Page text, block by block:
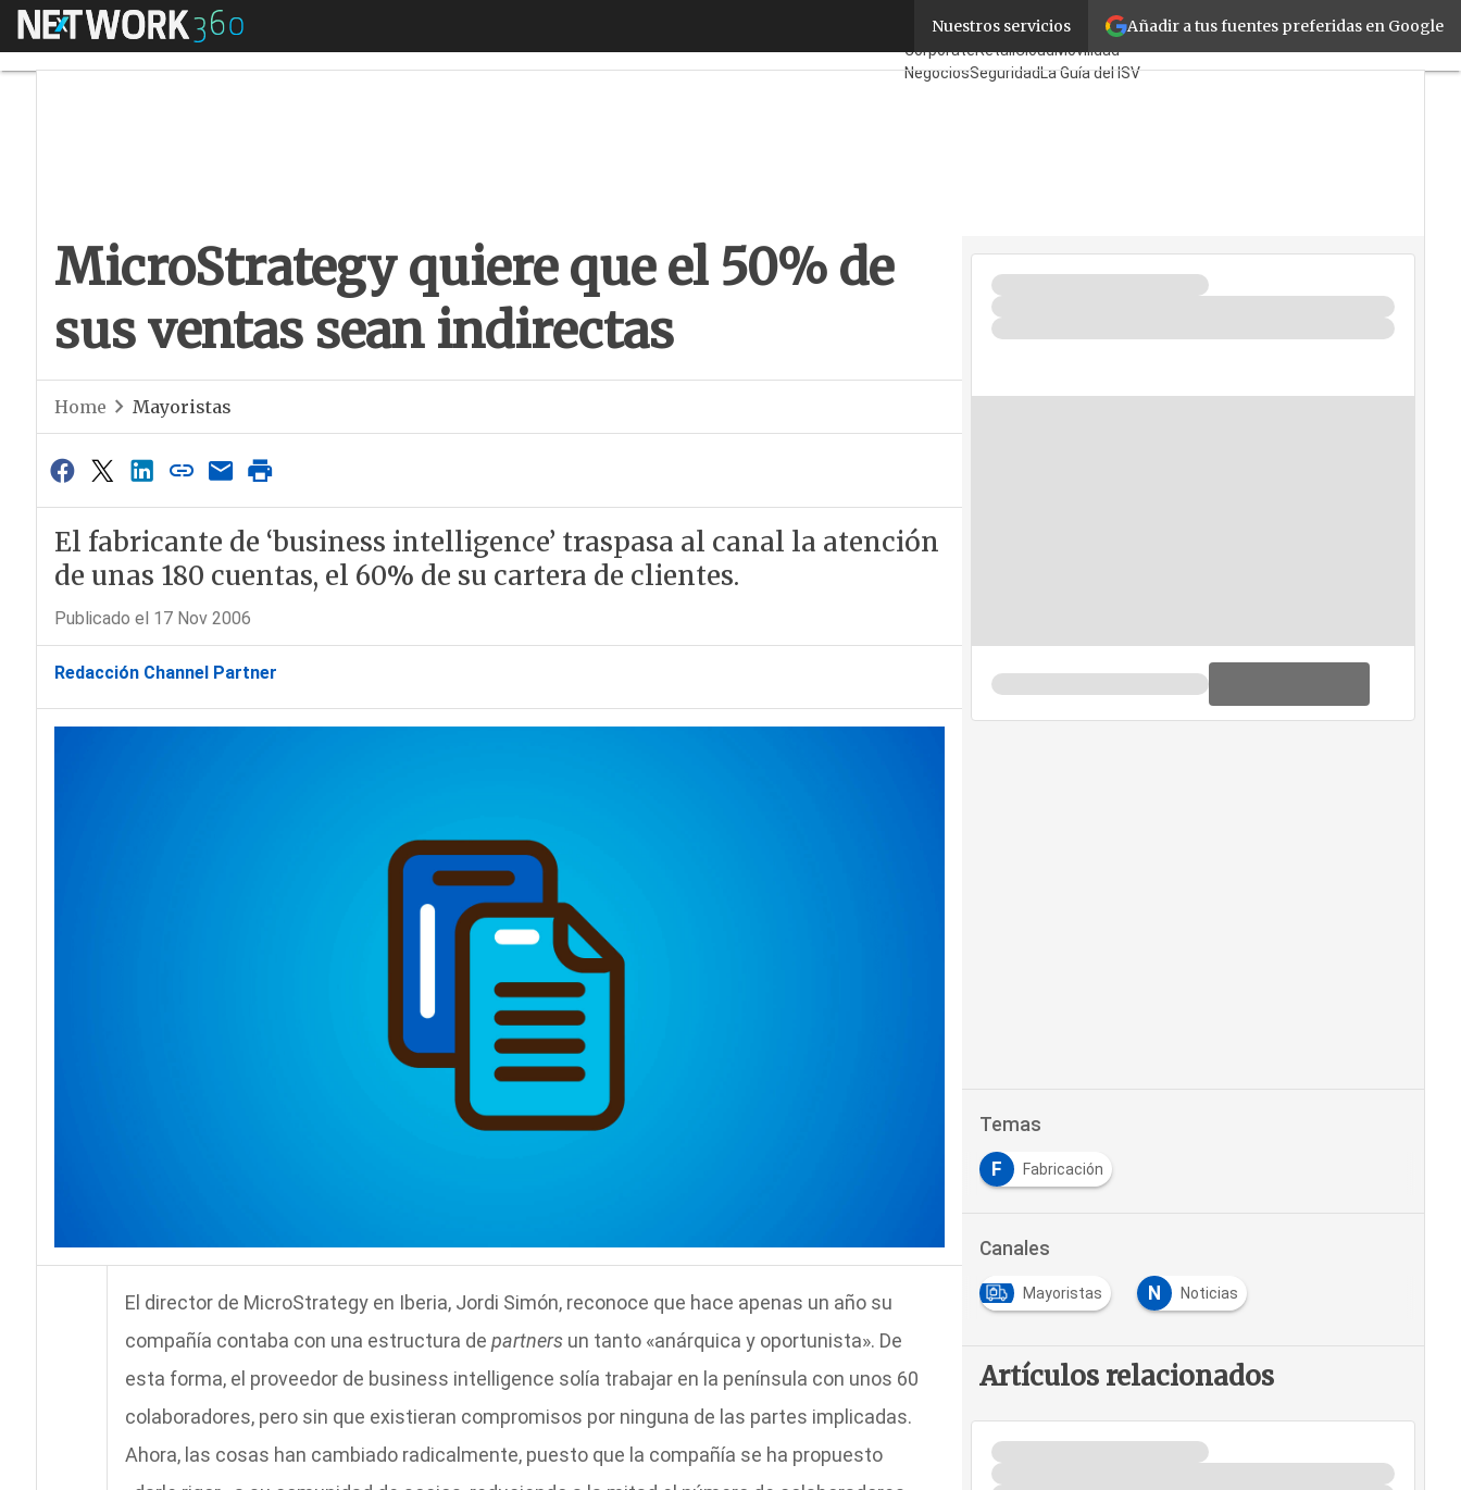
Añadir a tus fuentes preferidas en Google
Nuestros servicios
Menú FabricantesMayoristasTicPymes
CorporateRetailCloudMovilidad
NegociosSeguridadLa Guía del ISV
MicroStrategy quiere que el 50% de
sus ventas sean indirectas
Home Mayoristas
El fabricante de ‘business intelligence’ traspasa al canal la atención
de unas 180 cuentas, el 60% de su cartera de clientes.
Publicado el 17 Nov 2006
Redacción Channel Partner
El director de MicroStrategy en Iberia, Jordi Simón, reconoce que hace apenas un año su
compañía contaba con una estructura de partnersun tanto «anárquica y oportunista». De
esta forma, el proveedor de business intelligence solía trabajar en la península con unos 60
colaboradores, pero sin que existieran compromisos por ninguna de las partes implicadas.
Ahora, las cosas han cambiado radicalmente, puesto que la compañía se ha propuesto
Temas
F Fabricación
Canales
Mayoristas N Noticias
Artículos relacionados